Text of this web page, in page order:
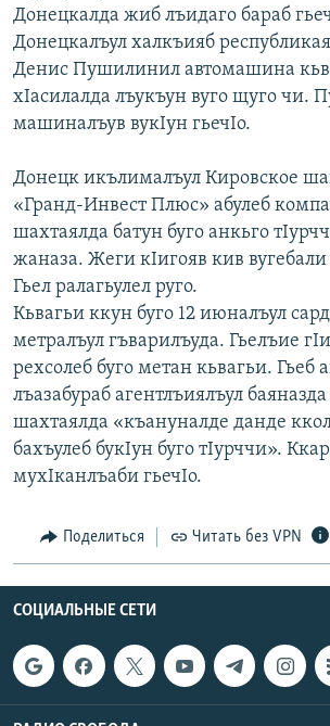
Все сайты РСЕ/РС
Донецкалда жиб лъидаго бараб
Донецкалъул халкъияб
Денис Пушилинил автомашина
хIасилалда лъукъун вуго щуго чи.
машиналъув вукIун гьечIо.
Донецк икълималъул Кировское
«Гранд-Инвест Плюс» абулеб
шахтаялда батун буго анкьго
жаназа. Жеги кIигояв кив вугебали
Гьел ралагьулел руго.
Кьвагьи ккун буго 12 июналъул
метралъул гъварилъуда. Гьелъие
рехсолеб буго метан кьвагьи. Гьеб
лъазабураб агентлъиялъул
шахтаялда «къануналде данде
бахъулеб букIун буго тIурччи».
мухIканлъаби гьечIо.
Поделиться Читать без VPN
СОЦИАЛЬНЫЕ СЕТИ